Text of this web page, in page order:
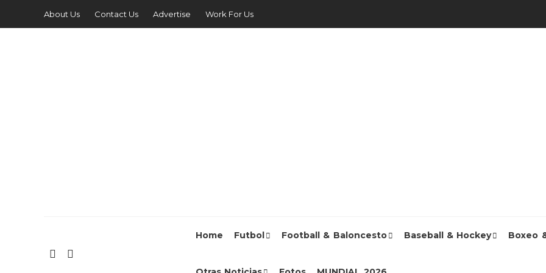
About Us Contact Us Advertise Work For Us
Home Futbol Football & Baloncesto Baseball & Hockey Boxeo